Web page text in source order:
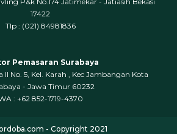
17422
Tlp : (021) 84981836
Pemasaran Surabaya
No. 5, Kel. Karah , Kec Jambangan Kota
- Jawa Timur 60232
: +62 852-1719-4370
- Copyright 2021